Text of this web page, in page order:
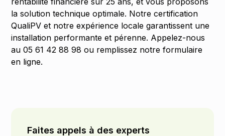
la solution technique optimale. Notre certification
QualiPV et notre expérience locale garantissent une
installation performante et pérenne. Appelez-nous
au 05 61 42 88 98 ou remplissez notre formulaire
en ligne.
Faites appels à des experts